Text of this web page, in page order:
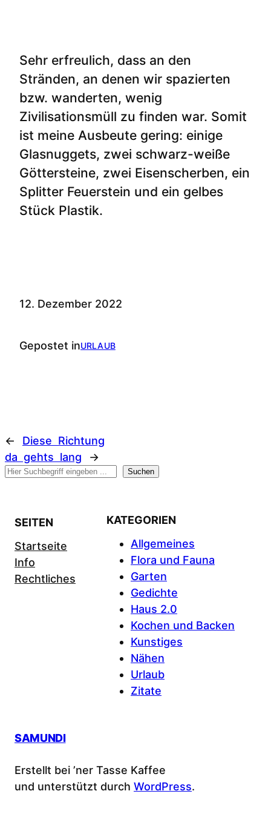
Sehr erfreulich, dass an den
Stränden, an denen wir spazierten
bzw. wanderten, wenig
Zivilisationsmüll zu finden war. Somit
ist meine Ausbeute gering: einige
Glasnuggets, zwei schwarz-weiße
Göttersteine, zwei Eisenscherben, ein
Splitter Feuerstein und ein gelbes
Stück Plastik.
12. Dezember 2022
Gepostet inURLAUB
←
Diese Richtung
da gehts lang
→
Suchen
Suchen
SEITEN
Startseite
Info
Rechtliches
KATEGORIEN
Allgemeines
Flora und Fauna
Garten
Gedichte
Haus 2.0
Kochen und Backen
Kunstiges
Nähen
Urlaub
Zitate
SAMUNDI
Erstellt bei ’ner Tasse Kaffee
und unterstützt durch WordPress.